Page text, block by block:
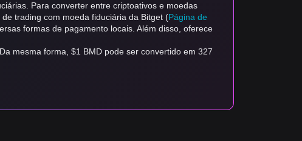
Para converter entre criptoativos e moedas
trading com moeda fiduciária da Bitget (Página de
formas de pagamento locais. Além disso, oferece
mesma forma, $1 BMD pode ser convertido em 327